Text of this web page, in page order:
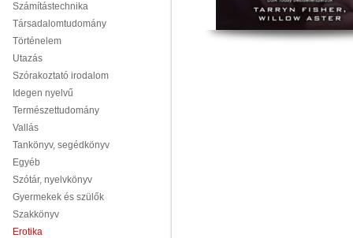
Számítástechnika
Társadalomtudomány
Történelem
Utazás
Szórakoztató irodalom
Idegen nyelvű
Természettudomány
Vallás
Tankönyv, segédkönyv
Egyéb
Szótár, nyelvkönyv
Gyermekek és szülők
Szakkönyv
Erotika